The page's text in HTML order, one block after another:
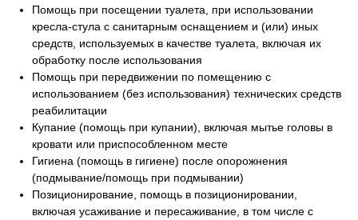
Помощь при посещении туалета, при использовании
кресла-стула с санитарным оснащением и (или) иных
средств, используемых в качестве туалета, включая их
обработку после использования
Помощь при передвижении по помещению с
использованием (без использования) технических средств
реабилитации
Купание (помощь при купании), включая мытье головы в
кровати или приспособленном месте
Гигиена (помощь в гигиене) после опорожнения
(подмывание/помощь при подмывании)
Позиционирование, помощь в позиционировании,
включая усаживание и пересаживание, в том числе с